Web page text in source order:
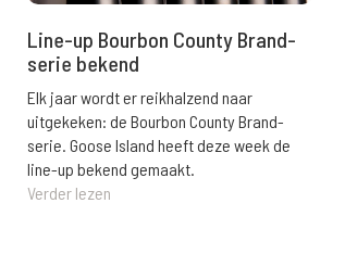
Line-up Bourbon County Brand-
serie bekend
Elk jaar wordt er reikhalzend naar
uitgekeken: de Bourbon County Brand-
serie. Goose Island heeft deze week de
line-up bekend gemaakt.
Verder lezen